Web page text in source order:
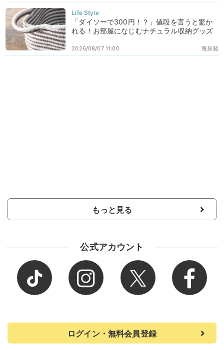
「ダイソーで300円！？」値段を言うと驚か
れる！お部屋になじむナチュラル収納グッズ
海原藍
2026/08/07 11:00
もっと見る
公式アカウント
ログイン・無料会員登録